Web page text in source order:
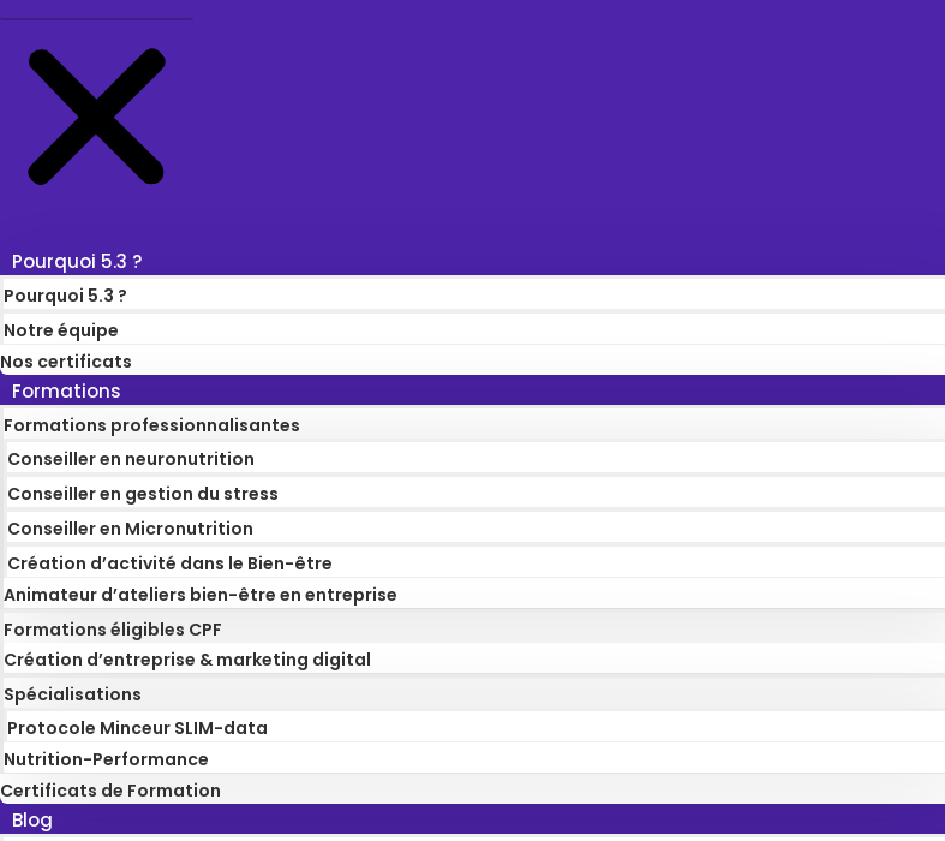
Pourquoi 5.3 ?
Pourquoi 5.3 ?
Notre équipe
Nos certificats
Formations
Formations professionnalisantes
Conseiller en neuronutrition
Conseiller en gestion du stress
Conseiller en Micronutrition
Création d’activité dans le Bien-être
Animateur d’ateliers bien-être en entreprise
Formations éligibles CPF
Création d’entreprise & marketing digital
Spécialisations
Protocole Minceur SLIM-data
Nutrition-Performance
Certificats de Formation
Blog